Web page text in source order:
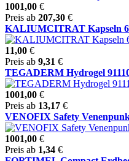
1001,00 €
Preis ab 207,30 €
KALIUMCITRAT Kapseln
11,00 €
Preis ab 9,31 €
TEGADERM Hydrogel
1001,00 €
Preis ab 13,17 €
VENOFIX Safety
1001,00 €
Preis ab 1,34 €